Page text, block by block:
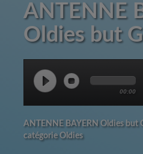
ANTENNE
Oldies but
00:00
ANTENNE BAYERN Oldies but
catégorie Oldies